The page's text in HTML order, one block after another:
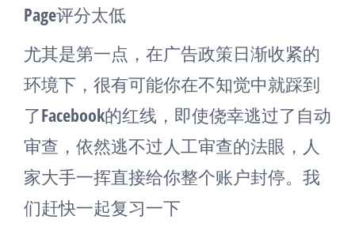
Page评分太低
尤其是第一点，在广告政策日渐收紧的
环境下，很有可能你在不知觉中就踩到
了Facebook的红线，即使侥幸逃过了自动
审查，依然逃不过人工审查的法眼，人
家大手一挥直接给你整个账户封停。我
们赶快一起复习一下